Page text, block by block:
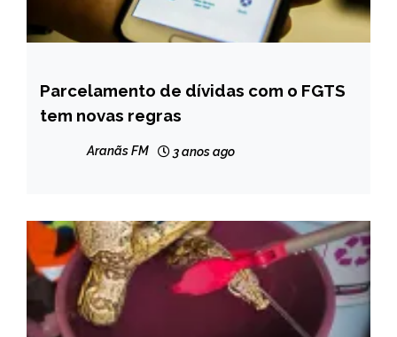
BRASIL
NOTÍCIAS
Parcelamento de dívidas com o FGTS
tem novas regras
Aranãs FM 3 anos ago